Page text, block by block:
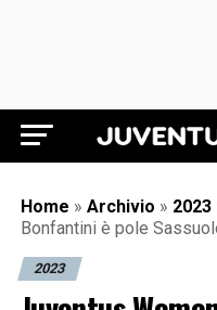
Home » Archivio » 2023
Bonfantini è pole
2023